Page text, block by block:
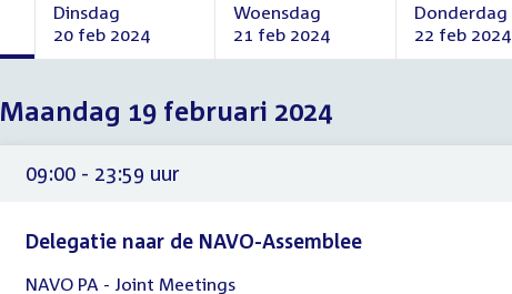
Dinsdag
20 feb 2024
Dinsdag
februari
2024
Woensdag
21 feb 2024
Woensdag
februari
2024
Donderdag
22 feb 2024
Donderdag
Maandag 19 februari 2024
09:00 - 23:59 uur
Delegatie naar de NAVO-Assemblee
NAVO PA - Joint Meetings